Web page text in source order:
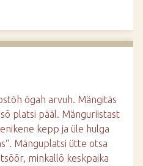
õgah arvuh. Mängitäs
platsi pääl. Mänguriistast
kepp ja üle hulga
Mänguplatsi ütte otsa
minkallõ keskpaika